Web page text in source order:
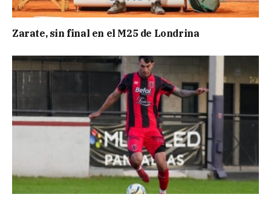
Zarate, sin final en el M25 de Londrina